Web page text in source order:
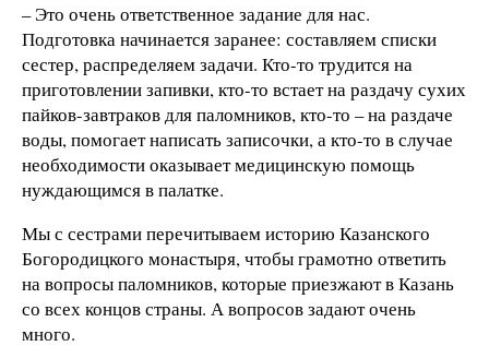
– Это очень ответственное задание для нас.
Подготовка начинается заранее: составляем списки
сестер, распределяем задачи. Кто-то трудится на
приготовлении запивки, кто-то встает на раздачу сухих
пайков-завтраков для паломников, кто-то – на раздаче
воды, помогает написать записочки, а кто-то в случае
необходимости оказывает медицинскую помощь
нуждающимся в палатке.
Мы с сестрами перечитываем историю Казанского
Богородицкого монастыря, чтобы грамотно ответить
на вопросы паломников, которые приезжают в Казань
со всех концов страны. А вопросов задают очень
много.